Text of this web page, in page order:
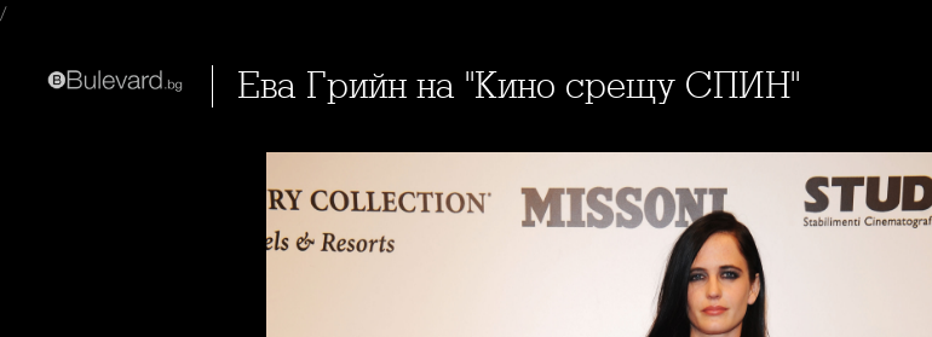
/
Ева Грийн на "Кино срещу СПИН"